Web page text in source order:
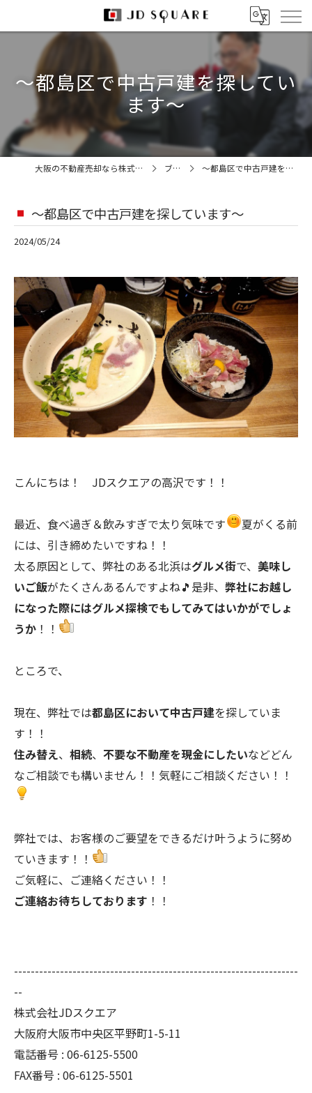
～都島区で中古戸建を探してい
ます～
大阪の不動産売却なら株式会社JDスクエア ブログ ～都島区で中古戸建を探しています～
～都島区で中古戸建を探しています～
2024/05/24
こんにちは！ JDスクエアの高沢です！！
最近、食べ過ぎ＆飲みすぎで太り気味です
夏がくる前
には、引き締めたいですね！！
太る原因として、弊社のある北浜はグルメ街で、 美味し
いご飯がたくさんあるんですよね🎵是非、 弊社にお越し
になった際にはグルメ探検でもしてみてはいかがでしょ
うか ！！
ところで、
現在、弊社では都島区において中古戸建を探していま
す！！
住み替え、 相続、 不要な不動産を現金にしたいなどどん
なご相談でも構いません！！気軽にご相談ください！！
弊社では、お客様のご要望をできるだけ叶うように努め
ていきます！！
ご気軽に、ご連絡ください！！
ご連絡お待ちしております ！！
--------------------------------------------------------------------
--
株式会社JDスクエア
大阪府大阪市中央区平野町1-5-11
電話番号 : 06-6125-5500
FAX番号 : 06-6125-5501